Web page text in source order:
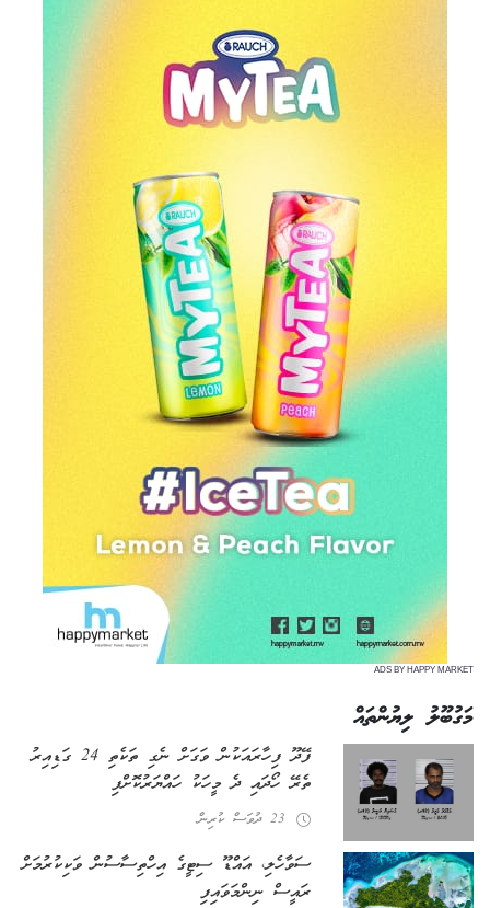
ADS BY HAPPY MARKET
މަގުބޫލު ލިޔުންތައް
ފޭދޫ ފިހާރައަކުން ވަގަށް ނެގި ތަކެތި 24 ގަޑިއިރު
ތެރޭ ހޯދައި ދެ މީހަކު ހައްޔަރުކޮށްފި
23 ދުވަސް ކުރިން
ސަވާހެލި، އައްޑޫ ސިޓީގެ އިހްތިސާސުން ވަކިކުރުމަށް
ރައީސް ނިންމަވައިފި